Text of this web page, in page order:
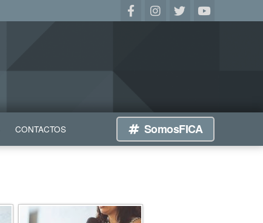
CONTACTOS SomosFICA